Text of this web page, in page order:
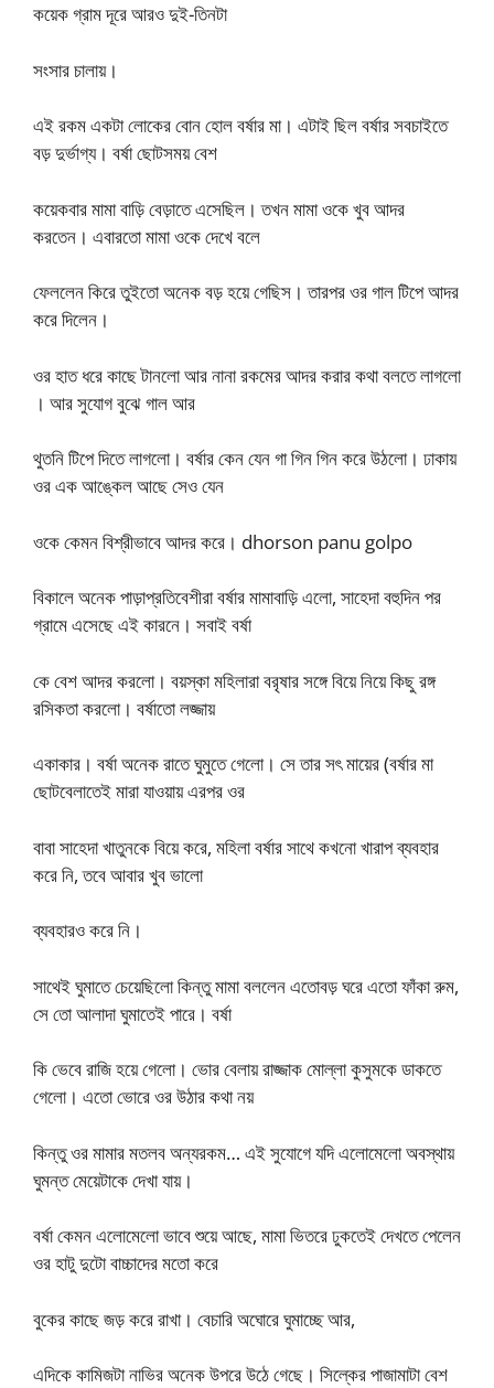
কয়েক গ্রাম দূরে আরও দুই-তিনটা
সংসার চালায়।
এই রকম একটা লোকের বোন হোল বর্ষার মা। এটাই ছিল বর্ষার সবচাইতে
বড় দুর্ভাগ্য। বর্ষা ছোটসময় বেশ
কয়েকবার মামা বাড়ি বেড়াতে এসেছিল। তখন মামা ওকে খুব আদর
করতেন। এবারতো মামা ওকে দেখে বলে
ফেললেন কিরে তুইতো অনেক বড় হয়ে গেছিস। তারপর ওর গাল টিপে আদর
করে দিলেন।
ওর হাত ধরে কাছে টানলো আর নানা রকমের আদর করার কথা বলতে লাগলো
। আর সুযোগ বুঝে গাল আর
থুতনি টিপে দিতে লাগলো। বর্ষার কেন যেন গা গিন গিন করে উঠলো। ঢাকায়
ওর এক আঙ্কেল আছে সেও যেন
ওকে কেমন বিশ্রীভাবে আদর করে। dhorson panu golpo
বিকালে অনেক পাড়াপ্রতিবেশীরা বর্ষার মামাবাড়ি এলো, সাহেদা বহুদিন পর
গ্রামে এসেছে এই কারনে। সবাই বর্ষা
কে বেশ আদর করলো। বয়স্কা মহিলারা বরৃষার সঙ্গে বিয়ে নিয়ে কিছু রঙ্গ
রসিকতা করলো। বর্ষাতো লজ্জায়
একাকার। বর্ষা অনেক রাতে ঘুমুতে গেলো। সে তার সৎ মায়ের (বর্ষার মা
ছোটবেলাতেই মারা যাওয়ায় এরপর ওর
বাবা সাহেদা খাতুনকে বিয়ে করে, মহিলা বর্ষার সাথে কখনো খারাপ ব্যবহার
করে নি, তবে আবার খুব ভালো
ব্যবহারও করে নি।
সাথেই ঘুমাতে চেয়েছিলো কিন্তু মামা বললেন এতোবড় ঘরে এতো ফাঁকা রুম,
সে তো আলাদা ঘুমাতেই পারে। বর্ষা
কি ভেবে রাজি হয়ে গেলো। ভোর বেলায় রাজ্জাক মোল্লা কুসুমকে ডাকতে
গেলো। এতো ভোরে ওর উঠার কথা নয়
কিন্তু ওর মামার মতলব অন্যরকম… এই সুযোগে যদি এলোমেলো অবস্থায়
ঘুমন্ত মেয়েটাকে দেখা যায়।
বর্ষা কেমন এলোমেলো ভাবে শুয়ে আছে, মামা ভিতরে ঢুকতেই দেখতে পেলেন
ওর হাটু দুটো বাচ্চাদের মতো করে
বুকের কাছে জড় করে রাখা। বেচারি অঘোরে ঘুমাচ্ছে আর,
এদিকে কামিজটা নাভির অনেক উপরে উঠে গেছে। সিল্কের পাজামাটা বেশ